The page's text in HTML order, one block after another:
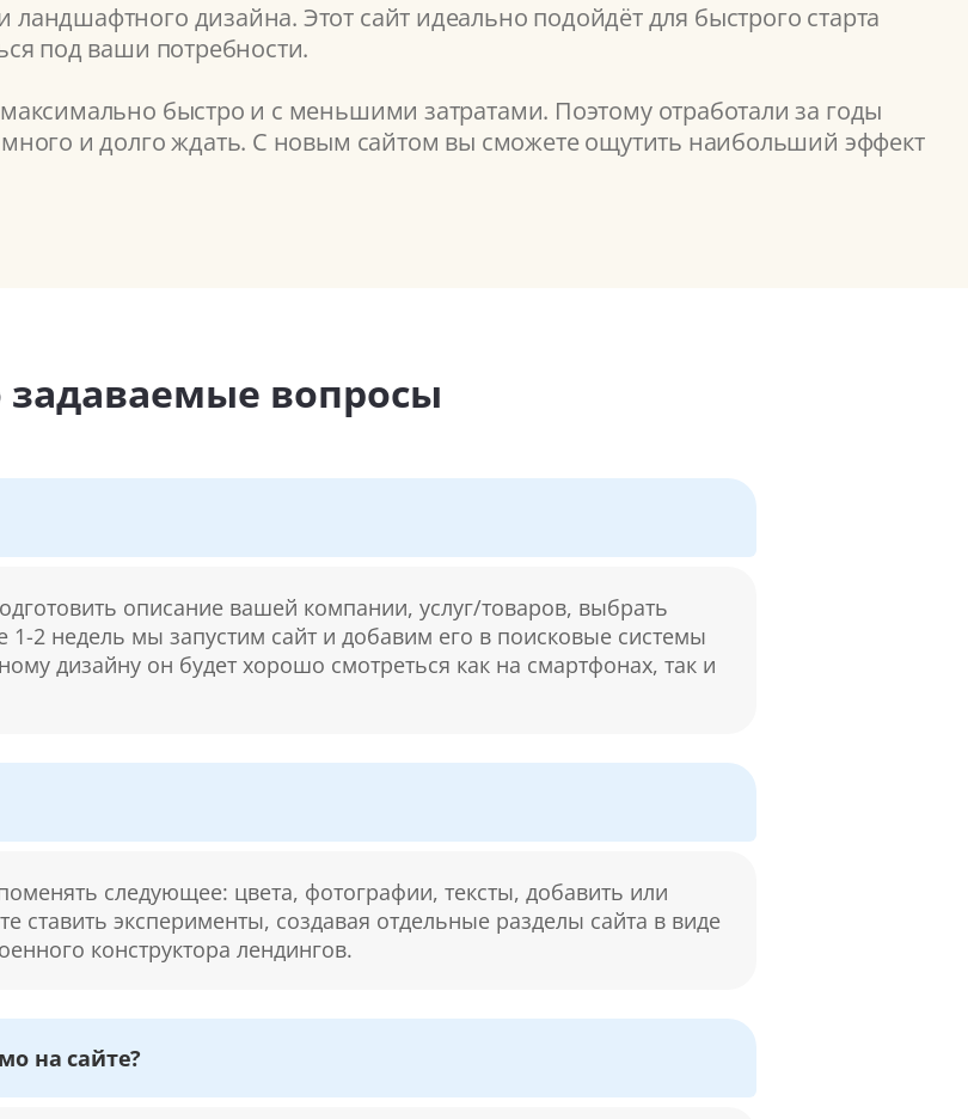
дизайна. Этот сайт идеально подойдёт для быстрого старта
под ваши потребности.
быстро и с меньшими затратами. Поэтому отработали за годы
и долго ждать. С новым сайтом вы сможете ощутить наибольший эффект
задаваемые вопросы
описание вашей компании, услуг/товаров, выбрать
1-2 недель мы запустим сайт и добавим его в поисковые системы
дизайну он будет хорошо смотреться как на смартфонах, так и
следующее: цвета, фотографии, тексты, добавить или
ставить эксперименты, создавая отдельные разделы сайта в виде
конструктора лендингов.
на сайте?